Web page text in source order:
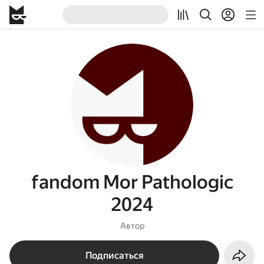
fandom Mor Pathologic
2024
Автор
Подписаться